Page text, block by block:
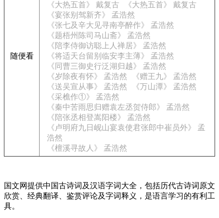
随便看
《大热五首》 戴复古
《大热五首》 戴复古
《宴张别驾新齐》 孟浩然
《张七及辛大见寻南亭醉作》 孟浩然
《题梧州陈司马山斋》 孟浩然
《陪李侍御访聪上人禅居》 孟浩然
《将适天台留别临安李主薄》 孟浩然
《同曹三御史行泛湖归越》 孟浩然
《岁除夜有怀》 孟浩然
《赠王九》 孟浩然
《送吴宣从事》 孟浩然
《万山潭》 孟浩然
《采樵作①》 孟浩然
《秦中苦雨思归赠袁左丞贺侍郎》 孟浩然
《陪张丞相登嵩阳楼》 孟浩然
《卢明府九日岘山宴袁使君张郎中崔员外》 孟
浩然
《檀溪寻故人》 孟浩然
国文网提供中国古诗词及汉语字词大全，包括历代古诗词原文
欣赏、经典翻译、鉴赏评论及字词释义，是语言学习的有利工
具。